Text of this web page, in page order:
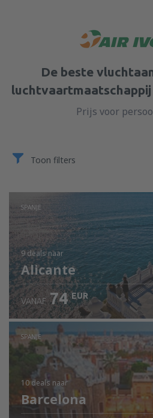
De beste
Prijs voor
Toon filters
SPANJE
9 dealsnaar
Alicante
VANAF 74 EUR
SPANJE
10 deals naar
Barcelona